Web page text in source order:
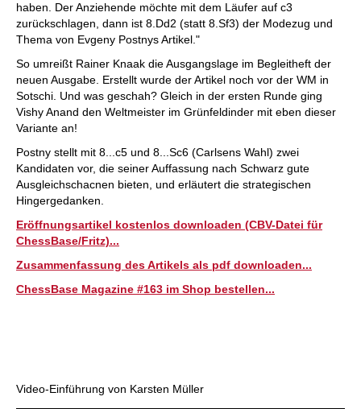
haben. Der Anziehende möchte mit dem Läufer auf c3
zurückschlagen, dann ist 8.Dd2 (statt 8.Sf3) der Modezug und
Thema von Evgeny Postnys Artikel."
So umreißt Rainer Knaak die Ausgangslage im Begleitheft der
neuen Ausgabe. Erstellt wurde der Artikel noch vor der WM in
Sotschi. Und was geschah? Gleich in der ersten Runde ging
Vishy Anand den Weltmeister im Grünfeldinder mit eben dieser
Variante an!
Postny stellt mit 8...c5 und 8...Sc6 (Carlsens Wahl) zwei
Kandidaten vor, die seiner Auffassung nach Schwarz gute
Ausgleichschacnen bieten, und erläutert die strategischen
Hingergedanken.
Eröffnungsartikel kostenlos downloaden (CBV-Datei für
ChessBase/Fritz)...
Zusammenfassung des Artikels als pdf downloaden...
ChessBase Magazine #163 im Shop bestellen...
Video-Einführung von Karsten Müller